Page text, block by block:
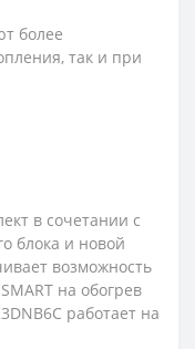
более
так и при
в сочетании с
блока и новой
возможность
на обогрев
работает на